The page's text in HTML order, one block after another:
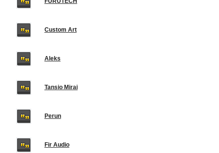
Custom Art
Aleks
Tansio Mirai
Perun
Fir Audio